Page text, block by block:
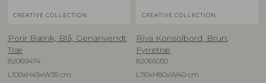
CREATIVE COLLECTION
Porir Bænk, Blå, Genanvendt
Træ
82069474
L100xH45xW35 cm
CREATIVE COLLECTION
Riva Konsolbord, Brun,
Fyrretræ
82065050
L110xH80xW40 cm